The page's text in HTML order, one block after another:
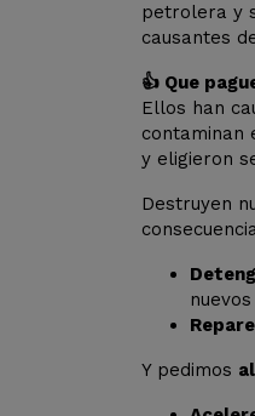
petrolera y
causantes
👍 Que
Ellos han
contaminan
y eligieron
Destruyen
Y pedimos